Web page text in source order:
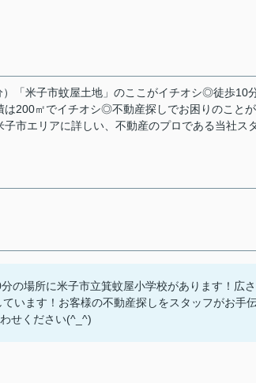
「米子市蚊屋土地」のここがイチオシ◎徒歩10
200㎡でイチオシ◎不動産探しでお困りのこと
市エリアに詳しい、不動産のプロである当社ス
の場所に米子市立箕蚊屋小学校があります！広さ
います！お客様の不動産探しをスタッフがお手
せください(^_^)